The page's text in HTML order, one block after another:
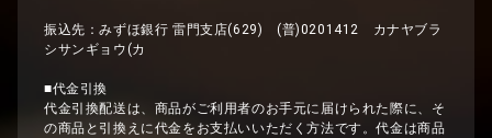
振込先：みずほ銀行 雷門支店(629) (普)0201412 カナヤブラ
シサンギョウ(カ
■代金引換
代金引換配送は、商品がご利用者のお手元に届けられた際に、そ
の商品と引換えに代金をお支払いいただく方法です。代金は商品